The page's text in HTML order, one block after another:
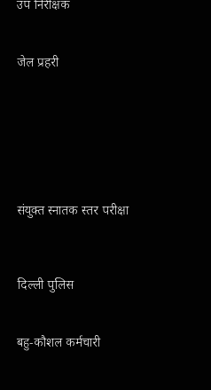
उप निरीक्षक
जेल प्रहरी
संयुक्त स्नातक स्तर परीक्षा
दिल्ली पुलिस
बहु-कौशल कर्मचारी